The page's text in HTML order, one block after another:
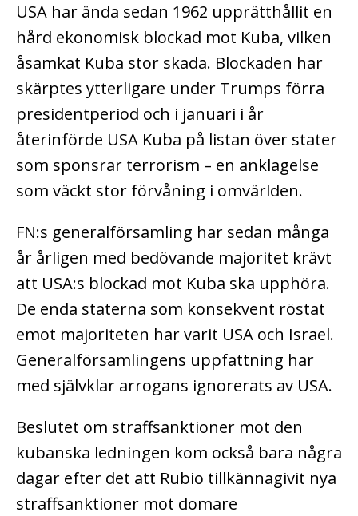
USA har ända sedan 1962 upprätthållit en
hård ekonomisk blockad mot Kuba, vilken
åsamkat Kuba stor skada. Blockaden har
skärptes ytterligare under Trumps förra
presidentperiod och i januari i år
återinförde USA Kuba på listan över stater
som sponsrar terrorism – en anklagelse
som väckt stor förvåning i omvärlden.
FN:s generalförsamling har sedan många
år årligen med bedövande majoritet krävt
att USA:s blockad mot Kuba ska upphöra.
De enda staterna som konsekvent röstat
emot majoriteten har varit USA och Israel.
Generalförsamlingens uppfattning har
med självklar arrogans ignorerats av USA.
Beslutet om straffsanktioner mot den
kubanska ledningen kom också bara några
dagar efter det att Rubio tillkännagivit nya
straffsanktioner mot domare